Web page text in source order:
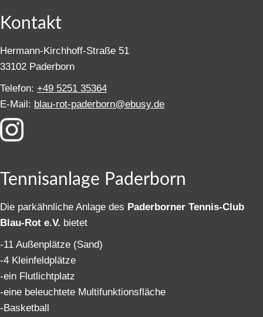
Kontakt
Hermann-Kirchhoff-Straße 51
33102 Paderborn
Telefon: +49 5251 35364
E-Mail: blau-rot-paderborn@ebusy.de
Tennisanlage Paderborn
Die parkähnliche Anlage des Paderborner Tennis-Club
Blau-Rot e.V. bietet
-11 Außenplätze (Sand)
-4 Kleinfeldplätze
-ein Flutlichtplatz
-eine beleuchtete Multifunktionsfläche
-Basketball